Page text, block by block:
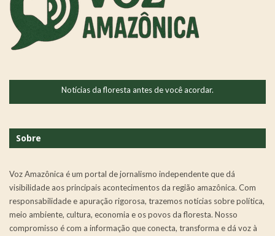
Notícias da floresta antes de você acordar.
Sobre
Voz Amazônica é um portal de jornalismo independente que dá
visibilidade aos principais acontecimentos da região amazônica. Com
responsabilidade e apuração rigorosa, trazemos notícias sobre política,
meio ambiente, cultura, economia e os povos da floresta. Nosso
compromisso é com a informação que conecta, transforma e dá voz à